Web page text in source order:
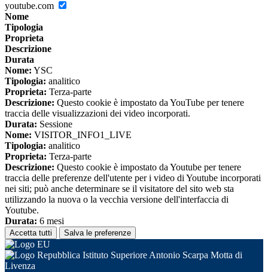
youtube.com
Nome
Tipologia
Proprieta
Descrizione
Durata
Nome: YSC
Tipologia: analitico
Proprieta: Terza-parte
Descrizione: Questo cookie è impostato da YouTube per tenere
traccia delle visualizzazioni dei video incorporati.
Durata: Sessione
Nome: VISITOR_INFO1_LIVE
Tipologia: analitico
Proprieta: Terza-parte
Descrizione: Questo cookie è impostato da Youtube per tenere
traccia delle preferenze dell'utente per i video di Youtube incorporati
nei siti; può anche determinare se il visitatore del sito web sta
utilizzando la nuova o la vecchia versione dell'interfaccia di
Youtube.
Durata: 6 mesi
Accetta tutti Salva le preferenze
Istituto Superiore Antonio Scarpa Motta di
Livenza